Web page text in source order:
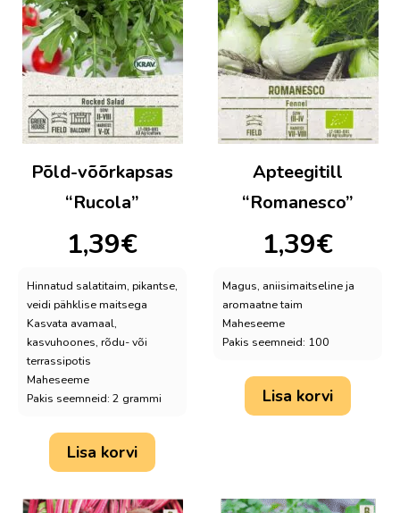
Põld-võõrkapsas
“Rucola”
1,39€
Hinnatud salatitaim, pikantse,
veidi pähklise maitsega
Kasvata avamaal,
kasvuhoones, rõdu- või
terrassipotis
Maheseeme
Pakis seemneid: 2 grammi
Lisa korvi
Apteegitill
“Romanesco”
1,39€
Magus, aniisimaitseline ja
aromaatne taim
Maheseeme
Pakis seemneid: 100
Lisa korvi